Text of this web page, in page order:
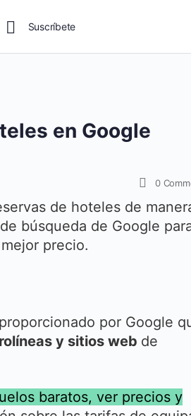
Suscríbete
en Google
0
de hoteles de
búsqueda de Google
precio.
por Google
y sitios web de
baratos, ver precios y